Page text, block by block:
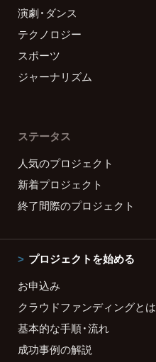
演劇・ダンス
テクノロジー
スポーツ
ジャーナリズム
ステータス
人気のプロジェクト
新着プロジェクト
終了間際のプロジェクト
プロジェクトを始める
お申込み
クラウドファンディングとは
基本的な手順・流れ
成功事例の解説